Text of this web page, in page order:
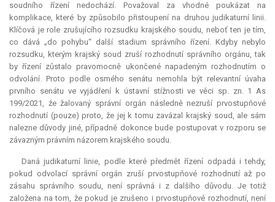
soudního řízení nedochází. Považoval za vhodné poukázat na
komplikace, které by způsobilo přistoupení na druhou judikaturní linii.
Klíčová je role zrušujícího rozsudku krajského soudu, neboť ten je tím,
co dává „do pohybu“ další stadium správního řízení. Kdyby nebylo
rozsudku, kterým krajský soud zruší rozhodnutí správního orgánu, tak
by řízení zůstalo pravomocně ukončené napadeným rozhodnutím o
odvolání. Proto podle osmého senátu nemohla být relevantní úvaha
prvního senátu ve vyjádření k ústavní stížnosti ve věci sp. zn. 1 As
199/2021, že žalovaný správní orgán následně nezruší prvostupňové
rozhodnutí (pouze) proto, že jej k tomu zavázal krajský soud, ale sám
nalezne důvody jiné, případně dokonce bude postupovat v rozporu se
závazným právním názorem krajského soudu.
Daná judikaturní linie, podle které předmět řízení odpadá i tehdy,
pokud odvolací správní orgán zruší prvostupňové rozhodnutí až po
zásahu správního soudu, není správná i z dalšího důvodu. Je totiž
založena na tom, že pokud je zrušeno i prvostupňové rozhodnutí, není